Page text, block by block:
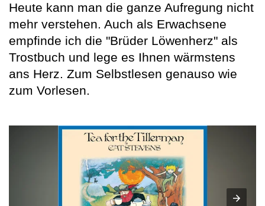
Heute kann man die ganze Aufregung nicht
mehr verstehen. Auch als Erwachsene
empfinde ich die "Brüder Löwenherz" als
Trostbuch und lege es Ihnen wärmstens
ans Herz. Zum Selbstlesen genauso wie
zum Vorlesen.